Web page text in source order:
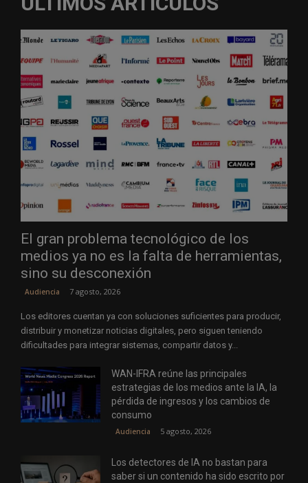
El gran problema tecnológico de los
medios ya no es la falta de herramientas,
sino su desconexión
Audiencia 7 agosto, 2026
Los editores cuentan ya con soluciones suficientes para producir,
distribuir y monetizar noticias digitales, pero siguen teniendo
dificultades para integrar sistemas, compartir datos y...
WAN-IFRA reúne las principales
estrategias de los medios ante la IA, la
pérdida de ingresos y los cambios de
consumo
Audiencia 5 agosto, 2026
Los detectores de IA no bastan para
saber si un contenido ha sido escrito por